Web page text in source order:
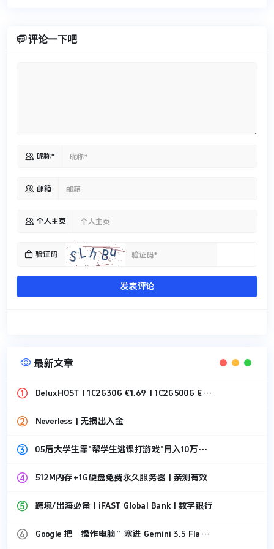
评论一下吧
 昵称*
 邮箱
 个人主页
 验证码
发表评论
 最新文章
DeluxHOST | 1C2G30G €1,69 | 1C2G500G €1,49
Neverless | 无损出入金
05后大学生靠"帮学生逃课打游戏"月入10万，刚套现87万！
512M内存+1G硬盘免费永久服务器 | 亲测有效
跨境/出海必备 | iFAST Global Bank | 数字银行
Google 把“操作电脑”塞进 Gemini 3.5 Flash 了